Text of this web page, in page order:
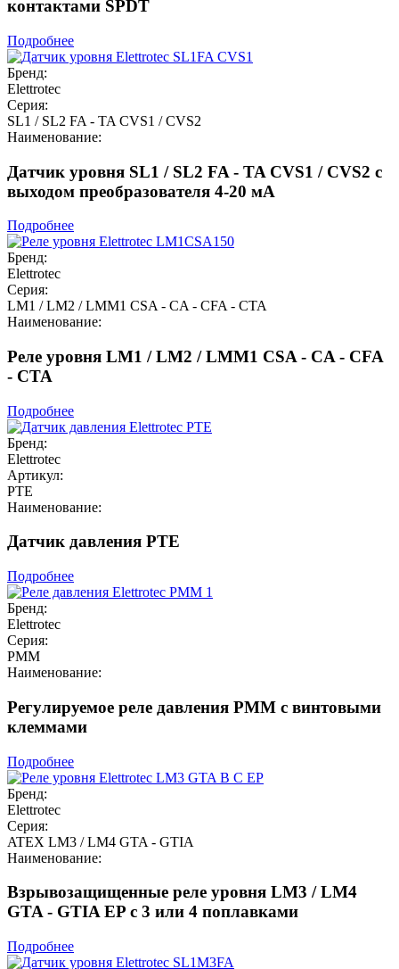
контактами SPDT
Подробнее
Бренд:
Elettrotec
Серия:
SL1 / SL2 FA - TA CVS1 / CVS2
Наименование:
Датчик уровня SL1 / SL2 FA - TA CVS1 / CVS2 с
выходом преобразователя 4-20 мА
Подробнее
Бренд:
Elettrotec
Серия:
LM1 / LM2 / LMM1 CSA - CA - CFA - CTA
Наименование:
Реле уровня LM1 / LM2 / LMM1 CSA - CA - CFA
- CTA
Подробнее
Бренд:
Elettrotec
Артикул:
PTE
Наименование:
Датчик давления PTE
Подробнее
Бренд:
Elettrotec
Серия:
PMM
Наименование:
Регулируемое реле давления PMM с винтовыми
клеммами
Подробнее
Бренд:
Elettrotec
Серия:
ATEX LM3 / LM4 GTA - GTIA
Наименование:
Взрывозащищенные реле уровня LM3 / LM4
GTA - GTIA EP с 3 или 4 поплавками
Подробнее